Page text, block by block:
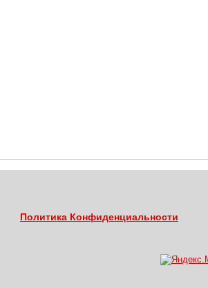
Политика Конфиденциальности